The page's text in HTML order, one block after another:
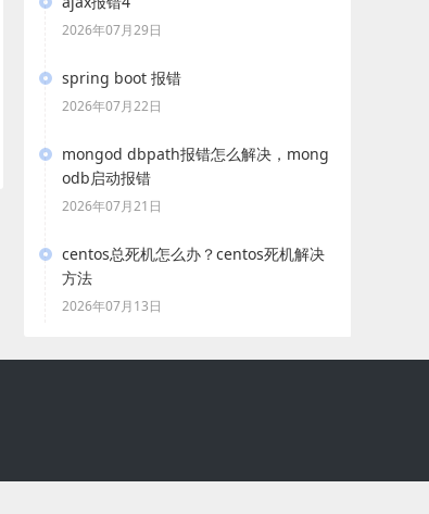
2026年07月29日
spring boot 报错
2026年07月22日
mongod dbpath报错怎么解决，mong
odb启动报错
2026年07月21日
centos总死机怎么办？centos死机解决
方法
2026年07月13日